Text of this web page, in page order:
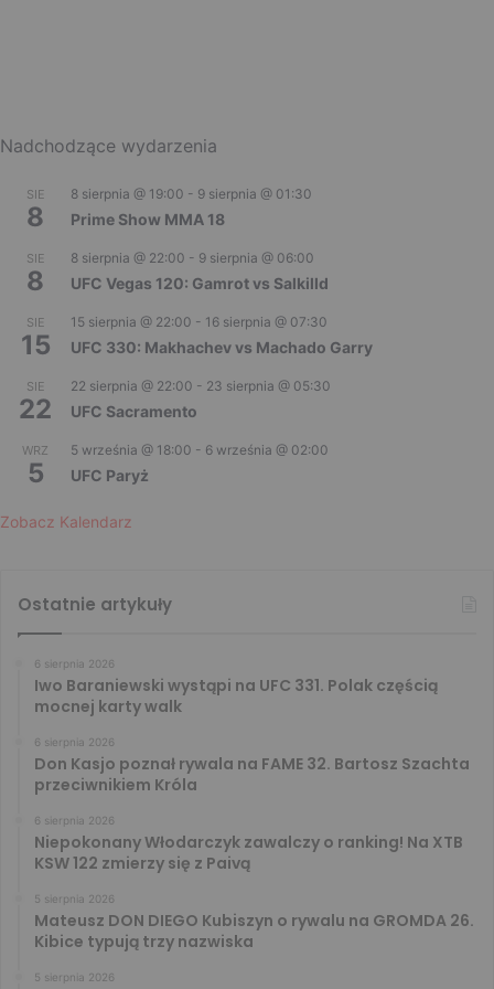
Nadchodzące wydarzenia
SIE
8
8 sierpnia @ 19:00 - 9 sierpnia @ 01:30
Prime Show MMA 18
SIE
8
8 sierpnia @ 22:00 - 9 sierpnia @ 06:00
UFC Vegas 120: Gamrot vs Salkilld
SIE
15
15 sierpnia @ 22:00 - 16 sierpnia @ 07:30
UFC 330: Makhachev vs Machado Garry
SIE
22
22 sierpnia @ 22:00 - 23 sierpnia @ 05:30
UFC Sacramento
WRZ
5
5 września @ 18:00 - 6 września @ 02:00
UFC Paryż
Zobacz Kalendarz
Ostatnie artykuły
6 sierpnia 2026
Iwo Baraniewski wystąpi na UFC 331. Polak częścią
mocnej karty walk
6 sierpnia 2026
Don Kasjo poznał rywala na FAME 32. Bartosz Szachta
przeciwnikiem Króla
6 sierpnia 2026
Niepokonany Włodarczyk zawalczy o ranking! Na XTB
KSW 122 zmierzy się z Paivą
5 sierpnia 2026
Mateusz DON DIEGO Kubiszyn o rywalu na GROMDA 26.
Kibice typują trzy nazwiska
5 sierpnia 2026